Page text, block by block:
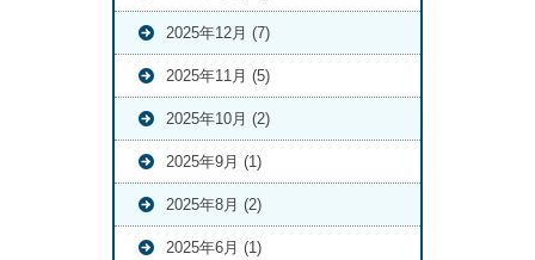
2025年12月 (7)
2025年11月 (5)
2025年10月 (2)
2025年9月 (1)
2025年8月 (2)
2025年6月 (1)